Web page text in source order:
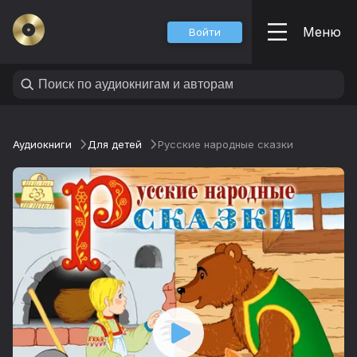
Войти Меню
Аудиокниги Для детей Русские народные сказки